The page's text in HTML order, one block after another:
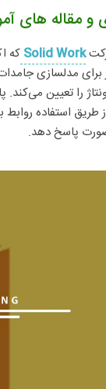
مقاله های
Solid Work که
مدلسازی جامدات
را تعیین می‌کند.
استفاده روابط
پاسخ دهد.